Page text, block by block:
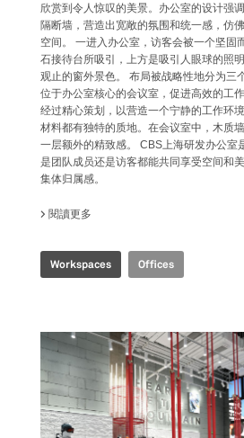
欣赏到令人惊叹的美景。办公室的设计强
隔断墙，营造出宽敞的氛围和统一感，仿
空间。 一进入办公室，访客会被一个坚固
石接待台所吸引，上方是吸引人眼球的照
观止的窗外景色。 布局被战略性地分为三
位于办公室核心的会议室，促进高效的工
经过精心策划，以营造一个宁静的工作环
材料都有独特的质地。在会议室中，木质
一层额外的精致感。 CBS上海研发办公室
是团队成员还是访客都能共同享受空间和
集体归属感。
閱讀更多
Workspaces Offices